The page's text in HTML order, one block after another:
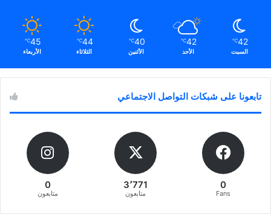
42
℃
السبت
42
℃
الأحد
40
℃
الأثنين
44
℃
الثلاثاء
45
℃
الأربعاء
تابعونا على شبكات التواصل الاجتماعي
0
Fans
3٬771
متابعون
0
متابعون